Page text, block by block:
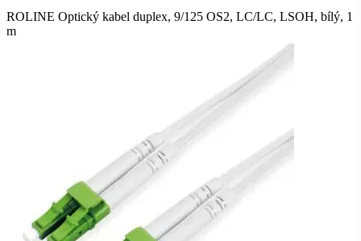
ROLINE Optický kabel duplex, 9/125 OS2, LC/LC, LSOH, bílý, 1
m